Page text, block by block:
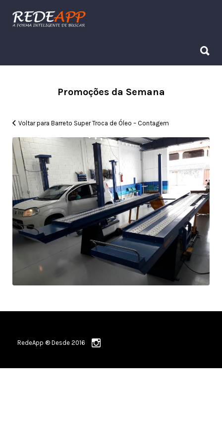
Procurar:
Promoções da Semana
Voltar para Barreto Super Troca de Óleo – Contagem
RedeApp ® Desde 2016